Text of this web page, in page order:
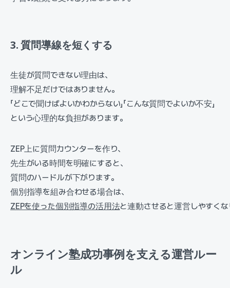
3. 質問導線を短くする
生徒が質問できない理由は、
理解不足だけではありません。
「どこで聞けばよいかわからない」「こんな質問でよいか不安」
という心理的な負担があります。
ZEP上に質問カウンターを作り、
先生がいる時間を明確にすると、
質問のハードルが下がります。
個別指導を組み合わせる場合は、
ZEPを使った個別指導の活用法と連動させると運営しやすく
オンライン塾成功事例を支える運営ルー
ル